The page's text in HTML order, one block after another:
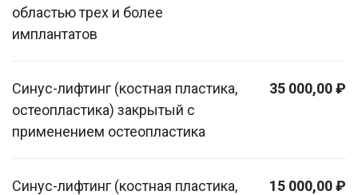
областью трех и более
имплантатов
Синус-лифтинг (костная пластика,
остеопластика) закрытый с
применением остеопластика
35 000,00 ₽
Синус-лифтинг (костная пластика,
15 000,00 ₽